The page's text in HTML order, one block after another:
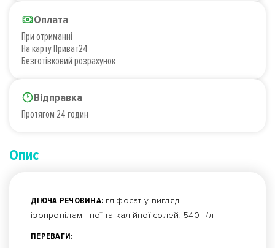
Оплата
При отриманні
На карту Приват24
Безготівковий розрахунок
Відправка
Протягом 24 годин
Опис
ДІЮЧА РЕЧОВИНА: гліфосат у вигляді
ізопропіламінної та калійної солей, 540 г/л
ПЕРЕВАГИ: